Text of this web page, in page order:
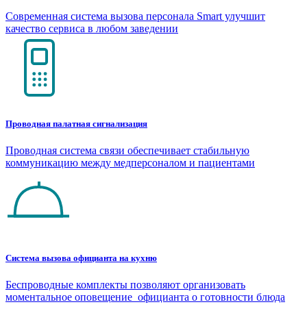
Современная система вызова персонала Smart улучшит
качество сервиса в любом заведении
Проводная палатная сигнализация
Проводная система связи обеспечивает стабильную
коммуникацию между медперсоналом и пациентами
Система вызова официанта на кухню
Беспроводные комплекты позволяют организовать
моментальное оповещение официанта о готовности блюда